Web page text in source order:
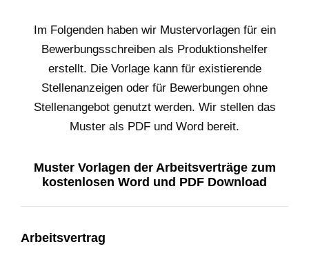
Im Folgenden haben wir Mustervorlagen für ein
Bewerbungsschreiben als Produktionshelfer
erstellt. Die Vorlage kann für existierende
Stellenanzeigen oder für Bewerbungen ohne
Stellenangebot genutzt werden. Wir stellen das
Muster als PDF und Word bereit.
Muster Vorlagen der Arbeitsverträge zum
kostenlosen Word und PDF Download
Arbeitsvertrag